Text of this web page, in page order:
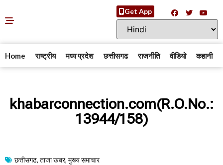
Get App
Home राष्ट्रीय मध्य प्रदेश छत्तीसगढ राजनीति वीडियो कहानी
khabarconnection.com(R.O.No.:
13944/158)
छत्तीसगढ, ताजा खबर, मुख्य समाचार​